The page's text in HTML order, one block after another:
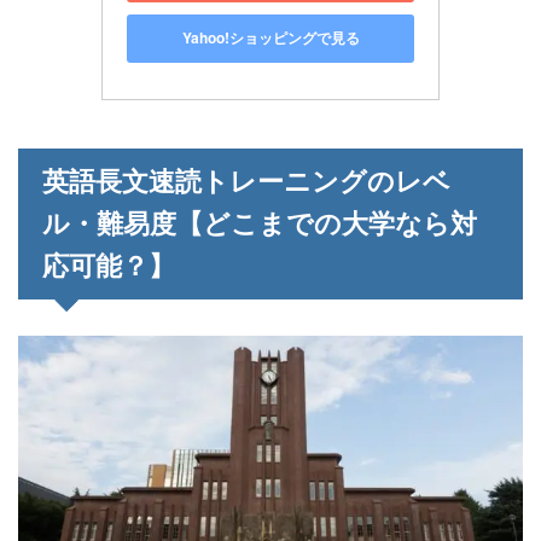
Yahoo!ショッピングで見る
英語長文速読トレーニングのレベ
ル・難易度【どこまでの大学なら対
応可能？】